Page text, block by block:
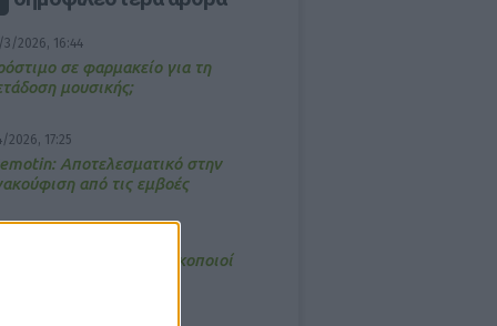
3/2026, 16:44
σε φαρμακείο για τη
μουσικής;
2026, 17:25
Αποτελεσματικό στην
από τις εμβοές
θρανία ξανά οι φαρμακοποιοί